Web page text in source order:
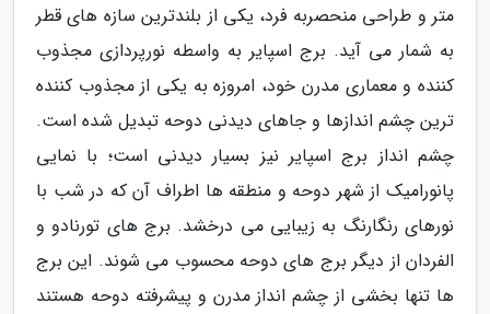
متر و طراحی منحصربه فرد، یکی از بلندترین سازه های قطر
به شمار می آید. برج اسپایر به واسطه نورپردازی مجذوب
کننده و معماری مدرن خود، امروزه به یکی از مجذوب کننده
ترین چشم اندازها و جاهای دیدنی دوحه تبدیل شده است.
چشم انداز برج اسپایر نیز بسیار دیدنی است؛ با نمایی
پانورامیک از شهر دوحه و منطقه ها اطراف آن که در شب با
نورهای رنگارنگ به زیبایی می درخشد. برج های تورنادو و
الفردان از دیگر برج های دوحه محسوب می شوند. این برج
ها تنها بخشی از چشم انداز مدرن و پیشرفته دوحه هستند